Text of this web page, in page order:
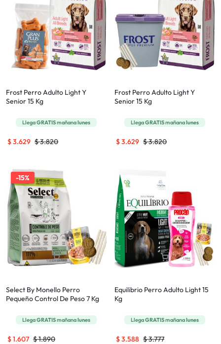
Frost Perro Adulto Light Y
Senior 15 Kg
LlegaGRATISmañanalunes
$3.820
$3.629
Frost Perro Adulto Light Y
Senior 15 Kg
LlegaGRATISmañanalunes
$3.820
$3.629
-15%
Select By Monello Perro
Pequeño Control De Peso 7 Kg
LlegaGRATISmañanalunes
$1.890
$1.607
Equilibrio Perro Adulto Light 15
Kg
LlegaGRATISmañanalunes
$3.777
$3.588